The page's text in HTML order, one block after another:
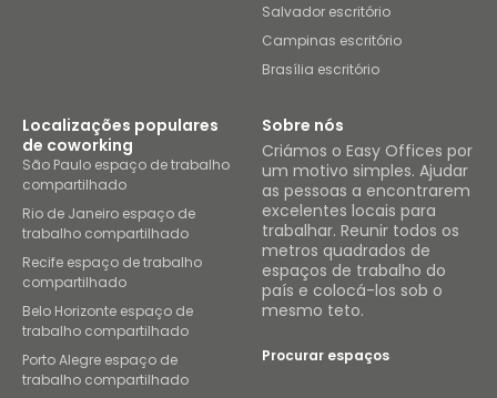
Salvador escritório
Campinas escritório
Brasília escritório
Localizações populares
de coworking
São Paulo espaço de trabalho
compartilhado
Rio de Janeiro espaço de
trabalho compartilhado
Recife espaço de trabalho
compartilhado
Belo Horizonte espaço de
trabalho compartilhado
Porto Alegre espaço de
trabalho compartilhado
Sobre nós
Criámos o Easy Offices por
um motivo simples. Ajudar
as pessoas a encontrarem
excelentes locais para
trabalhar. Reunir todos os
metros quadrados de
espaços de trabalho do
país e colocá-los sob o
mesmo teto.
Procurar espaços